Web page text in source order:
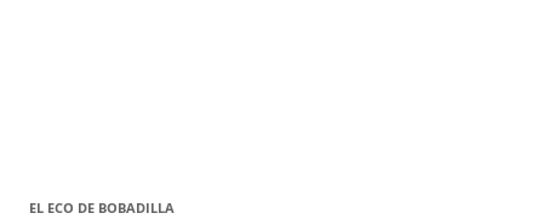
EL ECO DE BOBADILLA